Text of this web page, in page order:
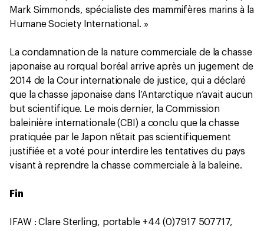
Mark Simmonds, spécialiste des mammifères marins à la
Humane Society International. »
La condamnation de la nature commerciale de la chasse
japonaise au rorqual boréal arrive après un jugement de
2014 de la Cour internationale de justice, qui a déclaré
que la chasse japonaise dans l’Antarctique n’avait aucun
but scientifique. Le mois dernier, la Commission
baleinière internationale (CBI) a conclu que la chasse
pratiquée par le Japon n’était pas scientifiquement
justifiée et a voté pour interdire les tentatives du pays
visant à reprendre la chasse commerciale à la baleine.
Fin
IFAW : Clare Sterling, portable +44 (0)7917 507717,